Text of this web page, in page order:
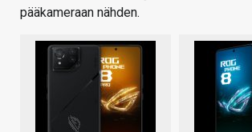
pääkameraan nähden.